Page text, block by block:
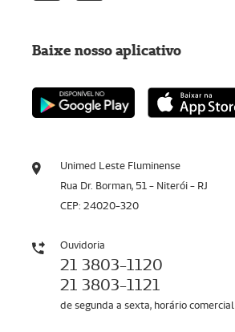
Unimed Leste Fluminense
Rua Dr. Borman, 51 - Niterói - RJ
CEP: 24020-320
Ouvidoria
21 3803-1120
21 3803-1121
de segunda a sexta, horário comercial
Baixe nosso aplicativo